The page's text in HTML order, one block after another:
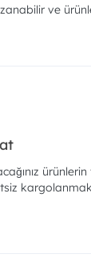
ve
ürünlerin